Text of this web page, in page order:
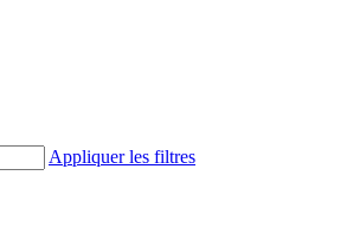
Appliquer les filtres